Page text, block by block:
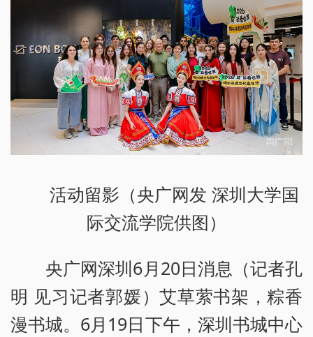
活动留影（央广网发 深圳大学国
际交流学院供图）
央广网深圳6月20日消息（记者孔
明 见习记者郭媛）艾草萦书架，粽香
漫书城。6月19日下午，深圳书城中心